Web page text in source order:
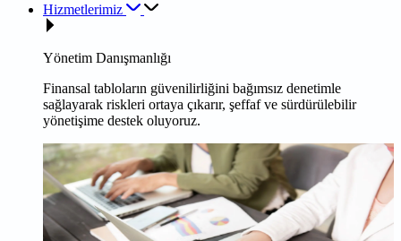
Hizmetlerimiz
Yönetim Danışmanlığı
Finansal tabloların güvenilirliğini bağımsız denetimle
sağlayarak riskleri ortaya çıkarır, şeffaf ve sürdürülebilir
yönetişime destek oluyoruz.